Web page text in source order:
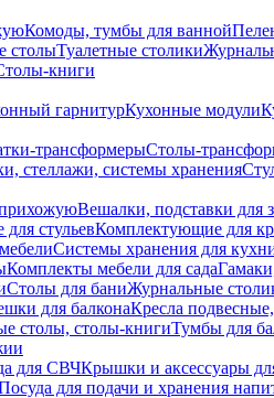
Комоды, тумбы для ванной
столыТуалетные столики
книги
гарнитурКухонные модули
трансформерыСтолы-
стеллажи, системы хранения
Вешалки, подставки для
стульевКомплектующие для
Системы хранения для
Комплекты мебели для сада
Столы для баниЖурнальные
для балконаКресла
столы, столы-книгиТумбы для
для СВЧКрышки и аксессуары
для подачи и хранения